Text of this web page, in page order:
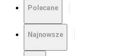
Polecane
Najnowsze